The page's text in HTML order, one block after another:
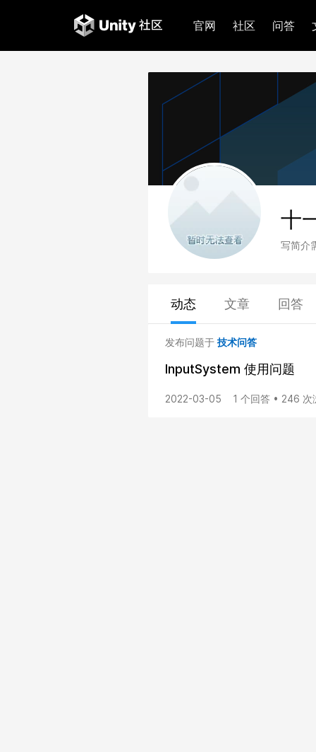
官网 社区 问答
十
写简介
动态 文章 回答
发布问题于 技术问答
InputSystem 使用问题
2022-03-05 1 个回答 • 246 次